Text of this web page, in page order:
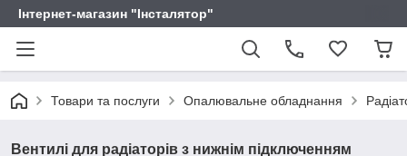
Інтернет-магазин "Інсталятор"
Товари та послуги Опалювальне обладнання
Вентилі для радіаторів з нижнім підключенням